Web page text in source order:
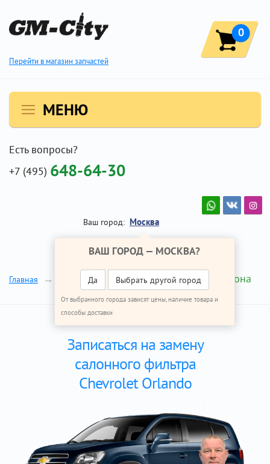
Перейти в магазин запчастей
0
МЕНЮ
Есть вопросы?
+7 (495) 648-64-30
Ваш город: Москва
ВАШ ГОРОД — МОСКВА?
Да Выбрать другой город
От выбранного города зависят цены, наличие товара и
способы доставки
Главная Ремонт Шевроле Орландо Фильтр салона
Записаться на замену
салонного фильтра
Chevrolet Orlando